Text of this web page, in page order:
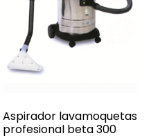
Aspirador lavamoquetas
profesional beta 300